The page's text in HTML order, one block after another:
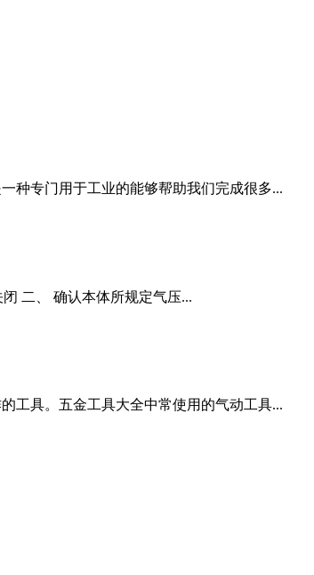
种专门用于工业的能够帮助我们完成很多...
二、 确认本体所规定气压...
工具。五金工具大全中常使用的气动工具...